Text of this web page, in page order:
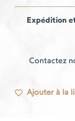
Expédition
Contactez
Ajouter à la